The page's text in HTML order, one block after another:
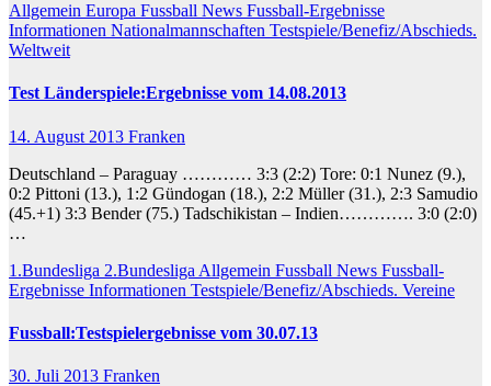
Allgemein Europa Fussball News Fussball-Ergebnisse
Informationen Nationalmannschaften Testspiele/Benefiz/Abschieds.
Weltweit
Test Länderspiele:Ergebnisse vom 14.08.2013
14. August 2013 Franken
Deutschland – Paraguay ………… 3:3 (2:2) Tore: 0:1 Nunez (9.),
0:2 Pittoni (13.), 1:2 Gündogan (18.), 2:2 Müller (31.), 2:3 Samudio
(45.+1) 3:3 Bender (75.) Tadschikistan – Indien…………. 3:0 (2:0)
…
1.Bundesliga 2.Bundesliga Allgemein Fussball News Fussball-
Ergebnisse Informationen Testspiele/Benefiz/Abschieds. Vereine
Fussball:Testspielergebnisse vom 30.07.13
30. Juli 2013 Franken